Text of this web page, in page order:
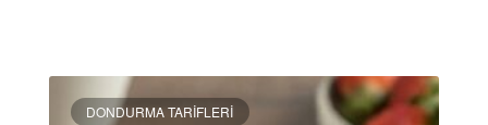
DONDURMA TARIFLERI